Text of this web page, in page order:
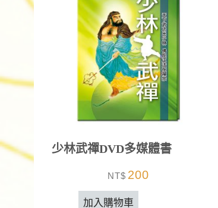
少林武禪DVD多媒體書
NT$ 200
加入購物車